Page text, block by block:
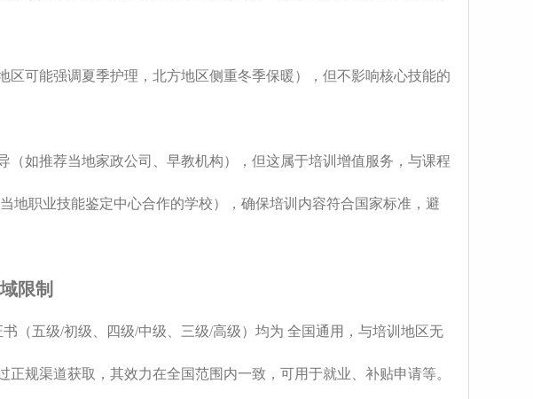
区可能强调夏季护理，北方地区侧重冬季保暖），但不影响核心技能的
（如推荐当地家政公司、早教机构），但这属于培训增值服务，与课程
地职业技能鉴定中心合作的学校），确保培训内容符合国家标准，避
限制
（五级/初级、四级/中级、三级/高级）均为 全国通用，与培训地区无
规渠道获取，其效力在全国范围内一致，可用于就业、补贴申请等。